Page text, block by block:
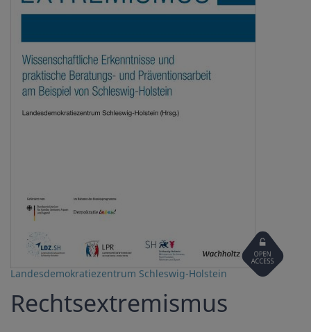
Open
Access
Landesdemokratiezentrum Schleswig-Holstein
Rechtsextremismus